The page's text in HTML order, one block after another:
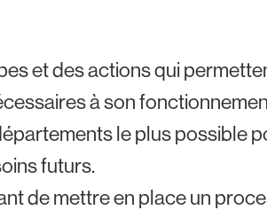
et des actions qui
à son
le plus possible
futurs.
de mettre en place un